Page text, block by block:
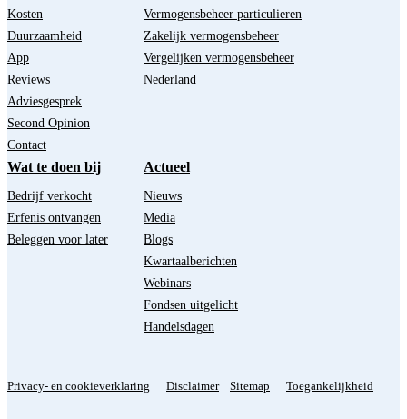
Kosten
Duurzaamheid
App
Reviews
Adviesgesprek
Second Opinion
Contact
Vermogensbeheer particulieren
Zakelijk vermogensbeheer
Vergelijken vermogensbeheer
Nederland
Wat te doen bij
Bedrijf verkocht
Erfenis ontvangen
Beleggen voor later
Actueel
Nieuws
Media
Blogs
Kwartaalberichten
Webinars
Fondsen uitgelicht
Handelsdagen
Privacy- en cookieverklaring Disclaimer Sitemap Toegankelijkheid